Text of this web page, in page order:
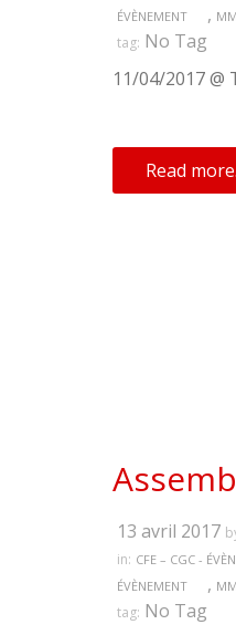
ÉVÈNEMENT
,
tag: No Tag
11/04/2017
Read
13 avril 2017
in: CFE – CGC -
ÉVÈNEMENT
,
tag: No Tag